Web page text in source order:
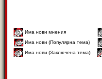
Има нови мнения
Има нови (Популярна тема)
Има нови (Заключена тема)